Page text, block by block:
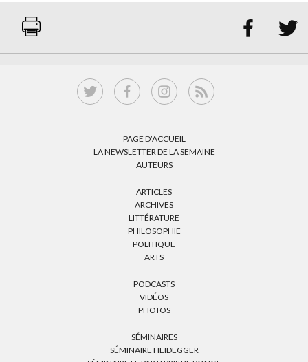
 
PAGE D’ACCUEIL
LA NEWSLETTER DE LA SEMAINE
AUTEURS
ARTICLES
ARCHIVES
LITTÉRATURE
PHILOSOPHIE
POLITIQUE
ARTS
PODCASTS
VIDÉOS
PHOTOS
SÉMINAIRES
SÉMINAIRE HEIDEGGER